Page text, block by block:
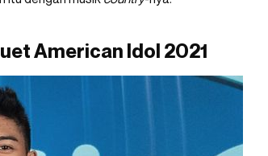
American Idol 2021